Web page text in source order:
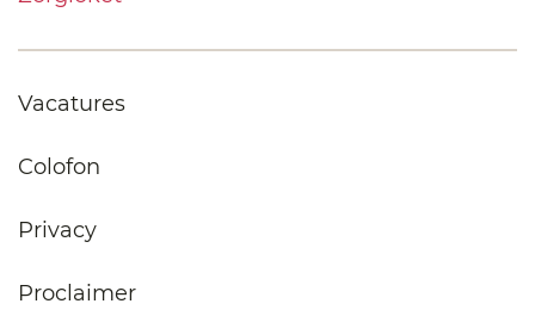
Vacatures
Colofon
Privacy
Proclaimer